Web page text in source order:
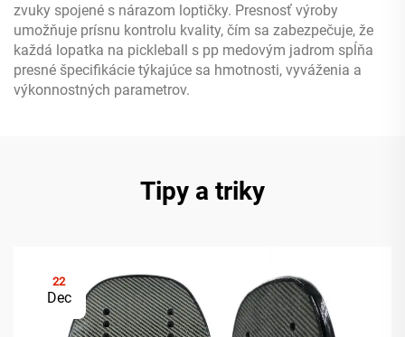
zvuky spojené s nárazom loptičky. Presnosť výroby
umožňuje prísnu kontrolu kvality, čím sa zabezpečuje, že
každá lopatka na pickleball s pp medovým jadrom spĺňa
presné špecifikácie týkajúce sa hmotnosti, vyváženia a
výkonnostných parametrov.
Tipy a triky
22
Dec